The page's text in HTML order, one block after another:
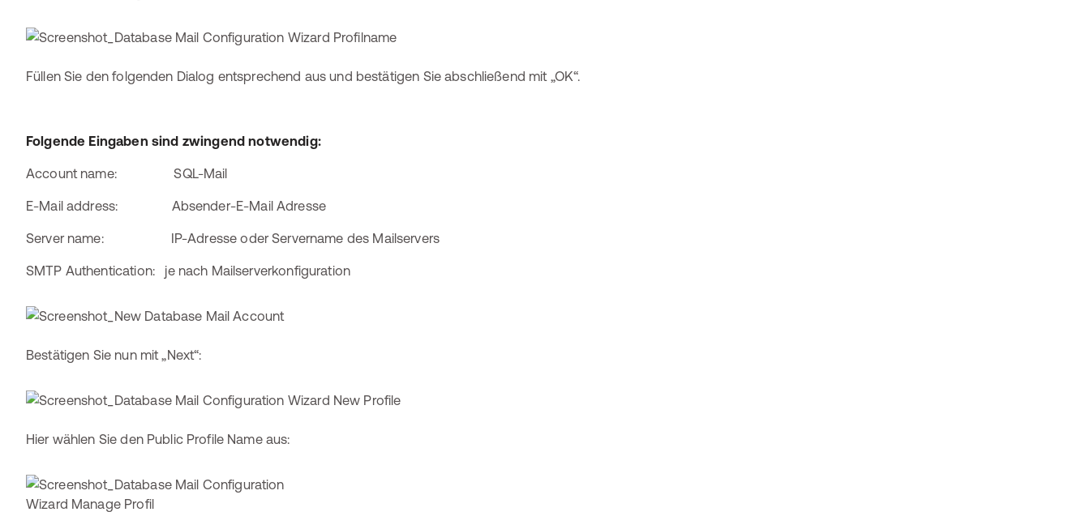
Füllen Sie den folgenden Dialog entsprechend aus und bestätigen Sie abschließend mit „OK“.
Folgende Eingaben sind zwingend notwendig:
Account name: SQL-Mail
E-Mail address: Absender-E-Mail Adresse
Server name: IP-Adresse oder Servername des Mailservers
SMTP Authentication: je nach Mailserverkonfiguration
Bestätigen Sie nun mit „Next“:
Hier wählen Sie den Public Profile Name aus: